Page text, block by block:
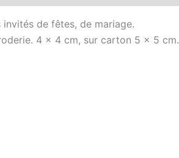
de fêtes, de mariage.
4 x 4 cm, sur carton 5 x 5 cm.